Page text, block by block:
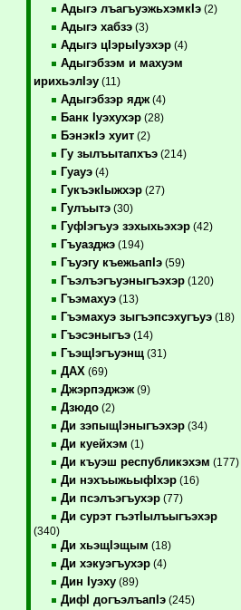
Адыгэ лъагъуэжьхэмкIэ(2)
Адыгэ хабзэ(3)
Адыгэ цIэрыIуэхэр(4)
Адыгэбзэм и махуэм
ирихьэлIэу(11)
Адыгэбзэр ядж(4)
Банк Iуэхухэр(28)
БэнэкIэ хуит(2)
Гу зылъытапхъэ(214)
Гуауэ(4)
ГукъэкIыжхэр(27)
Гулъытэ(30)
ГуфIэгъуэ зэхыхьэхэр(42)
Гъуазджэ(194)
Гъуэгу къежьапIэ(59)
Гъэлъэгъуэныгъэхэр(120)
Гъэмахуэ(13)
Гъэмахуэ зыгъэпсэхугъуэ(18)
Гъэсэныгъэ(14)
ГъэщIэгъуэнщ(31)
ДАХ (69)
Джэрпэджэж(9)
Дзюдо(2)
Ди зэпыщIэныгъэхэр(34)
Ди куейхэм (1)
Ди къуэш республикэхэм (177)
Ди нэхъыжьыфIхэр(16)
Ди псэлъэгъухэр(77)
Ди сурэт гъэтIылъыгъэхэр
(340)
Ди хьэщIэщым (18)
Ди хэкуэгъухэр(4)
Дин Iуэху(89)
ДифI догъэлъапIэ(245)